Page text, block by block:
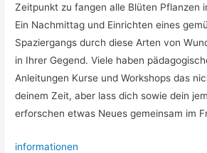
Zeitpunkt zu fangen alle Blüten Pflanzen
Ein Nachmittag und Einrichten eines
Spaziergangs durch diese Arten von
in Ihrer Gegend. Viele haben
Anleitungen Kurse und Workshops das
deinem Zeit, aber lass dich sowie dein
erforschen etwas Neues gemeinsam im
informationen